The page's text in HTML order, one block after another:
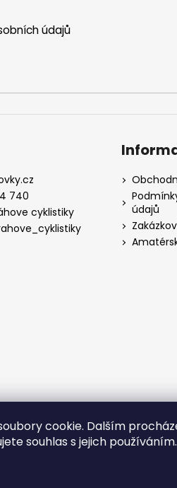
cookie. Dalším
souhlas s jejich
údajů
740
cyklistiky
údajů